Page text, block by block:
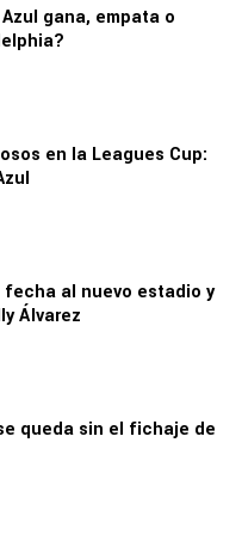
gana, empata o
en la Leagues Cup:
al nuevo estadio y
Álvarez
queda sin el fichaje de